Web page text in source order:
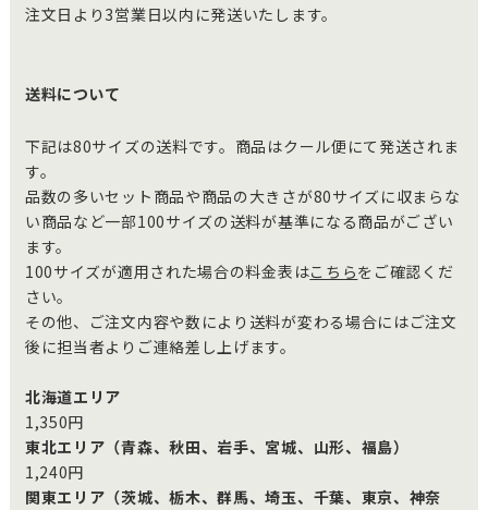
注文日より3営業日以内に発送いたします。
送料について
下記は80サイズの送料です。商品はクール便にて発送されま
す。
品数の多いセット商品や商品の大きさが80サイズに収まらな
い商品など一部100サイズの送料が基準になる商品がござい
ます。
100サイズが適用された場合の料金表はこちらをご確認くだ
さい。
その他、ご注文内容や数により送料が変わる場合にはご注文
後に担当者よりご連絡差し上げます。
北海道エリア
1,350円
東北エリア（青森、秋田、岩手、宮城、山形、福島）
1,240円
関東エリア（茨城、栃木、群馬、埼玉、千葉、東京、神奈